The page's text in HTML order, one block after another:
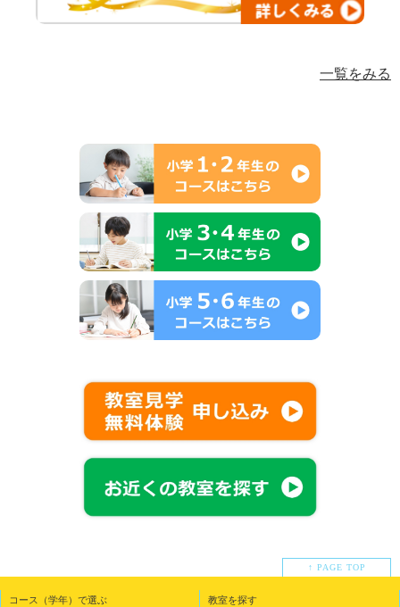
一覧をみる
↑ PAGE TOP
コース（学年）で選ぶ 教室を探す